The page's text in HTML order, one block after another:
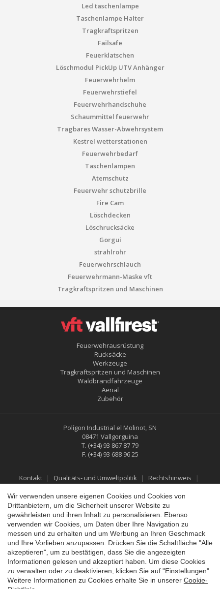
Led taschenlampe
Taschenlampe Halter
Tragkraftspritzen
Failsafe
Feuerklatschen
Löschmodul PickUp UTV Anhänger
Feuerwehrhelm
Feuerwehrstiefel
Feuerwehrhandschuhe
Schaummittel feuerwehr
Tragbares Wasser-Abwehrsystem
Kestrel wetterstationen
Feuerwehrbedarf
Taschenlampen
Atemschutz
Feuerwehr schutzbrille
Fire Cam
Löschdecken
Löschrucksäcke
Gorgui
strahlrohr
Feuerwehrschlauch
Feuerwehrmann-Maske vft
Tragkraftspritzen und Maschinen
Feuerwehrausrüstung
Rucksäcke
Werkzeuge
Tragkraftspritzen und Maschinen
Waldbrandfahrzeuge
Aerial
Zubehör
Polígon Industrial el Molinot, SN
08471 Vallgorguina
T. (+34) 93 867 87 79
F. (+34) 93 688 96 25
Kontakt Qualitäts- und Umweltpolitik
Rechtshinweis
Datenschutzbestimmungen
Cookies-Richtlinie
Social-Media-Richtlinie
Rückgabe- und Erstattungspolitik
Wir verwenden unsere eigenen Cookies und Cookies von
Drittanbietern, um die Sicherheit unserer Website zu
gewährleisten und ihren Inhalt zu personalisieren. Ebenso
verwenden wir Cookies, um Daten über Ihre Navigation zu
messen und zu erhalten und um Werbung an Ihren Geschmack
und Ihre Vorlieben anzupassen. Drücken Sie die Schaltfläche "Alle
akzeptieren", um zu bestätigen, dass Sie die angezeigten
Informationen gelesen und akzeptiert haben. Um diese Cookies
zu verwalten oder zu deaktivieren, klicken Sie auf "Einstellungen".
Weitere Informationen zu Cookies erhalte Sie in unserer Cookie-